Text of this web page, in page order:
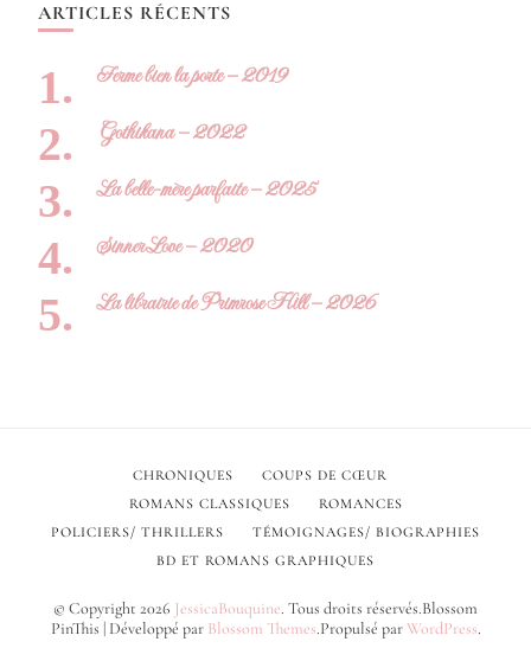
ARTICLES RÉCENTS
Ferme bien la porte – 2019
Gothikana – 2022
La belle-mère parfaite – 2025
Sinner Love – 2020
La librairie de Primrose Hill – 2026
© Copyright 2026 JessicaBouquine. Tous droits réservés.Blossom
PinThis | Développé par Blossom Themes.Propulsé parWordPress.
CHRONIQUES
COUPS DE CŒUR
ROMANS CLASSIQUES
ROMANCES
POLICIERS/ THRILLERS
TÉMOIGNAGES/ BIOGRAPHIES
BD ET ROMANS GRAPHIQUES